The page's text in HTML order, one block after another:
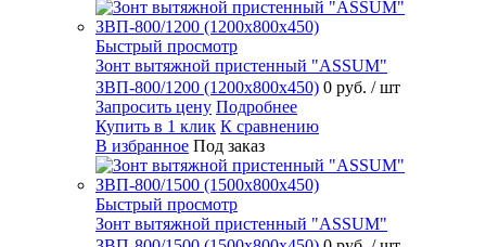
Быстрый просмотр
Зонт вытяжной пристенный "ASSUM"
ЗВП-800/1200 (1200х800х450) 0 руб. / шт
Запросить цену Подробнее
Купить в 1 клик К сравнению
В избранное Под заказ
Быстрый просмотр
Зонт вытяжной пристенный "ASSUM"